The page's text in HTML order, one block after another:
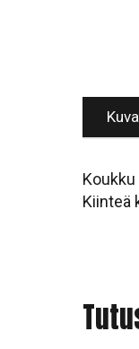
Kiinteä